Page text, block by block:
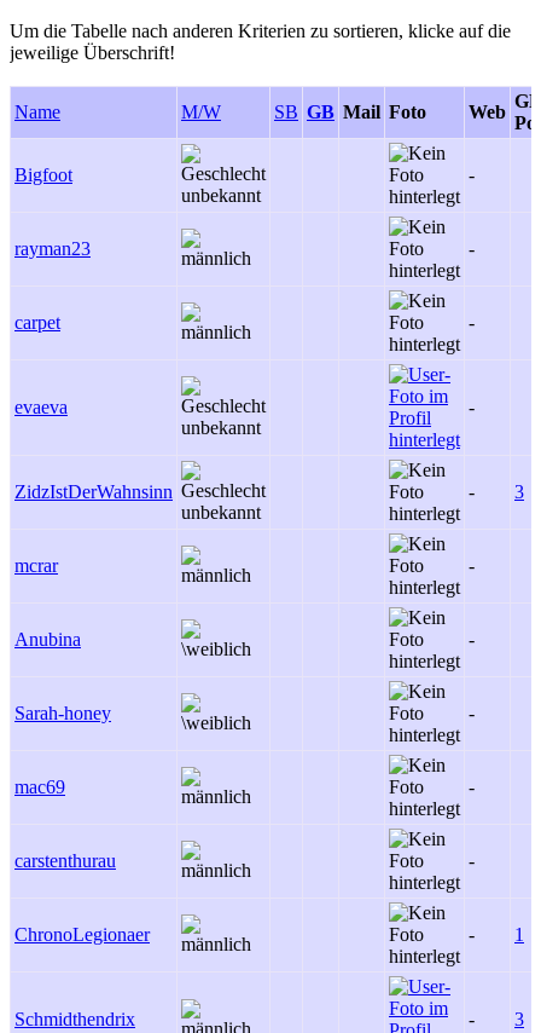
Um die Tabelle nach anderen Kriterien zu sortieren, klicke auf die
jeweilige Überschrift!
Name M/W SB GB Mail Foto Web
Bigfoot -
rayman23 -
carpet -
evaeva -
ZidzIstDerWahnsinn - 3
mcrar -
Anubina -
Sarah-honey -
mac69 -
carstenthurau -
ChronoLegionaer - 1
Schmidthendrix - 3